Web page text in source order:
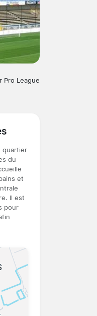
Pro League
quartier
du
et
Il est
pour